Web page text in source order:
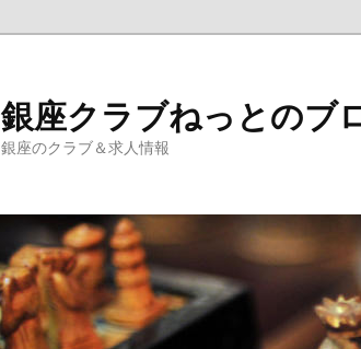
銀座クラブねっとのブ
銀座のクラブ＆求人情報